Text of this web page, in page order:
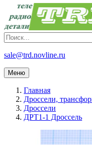
sale@trd.novline.ru
Меню
Главная
Дроссели,
Дроссели
ДРТ1-1 Дроссель